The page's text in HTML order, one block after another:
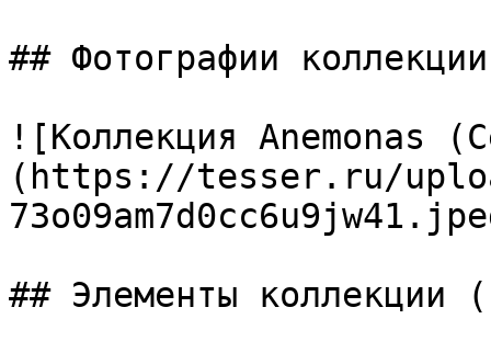
## Фотографии коллекции
![Коллекция Anemonas
(https://tesser.ru/
## Элементы коллекции